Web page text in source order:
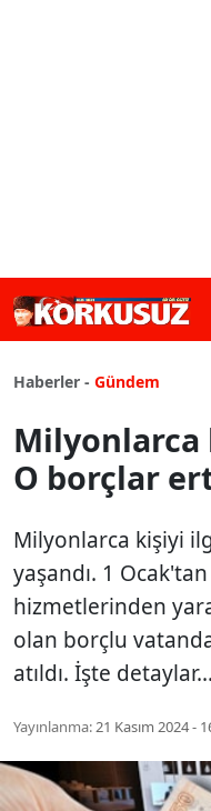
Haberler - Gündem
O borçlar
Milyonlarca kişiyi
yaşandı. 1
hizmetlerinden
olan borçlu
atıldı. İşte detaylar...
Yayınlanma:21 Kasım 2024 -